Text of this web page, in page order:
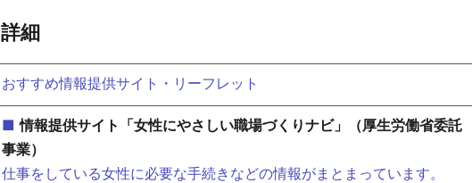
詳細
おすすめ情報提供サイト・リーフレット
■情報提供サイト「女性にやさしい職場づくりナビ」（厚生労働省委託
事業）
仕事をしている女性に必要な手続きなどの情報がまとまっています。